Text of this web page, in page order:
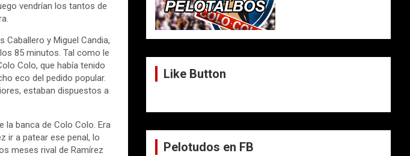
vendrían los tantos de
y Miguel Candia,
85 minutos. Tal como le
Colo, que había tenido
eco del pedido popular.
estaban dispuestos a
la banca de Colo Colo. Era
ir a patear ese penal, lo
meses rival de Ramírez
Like Button
Pelotudos en FB